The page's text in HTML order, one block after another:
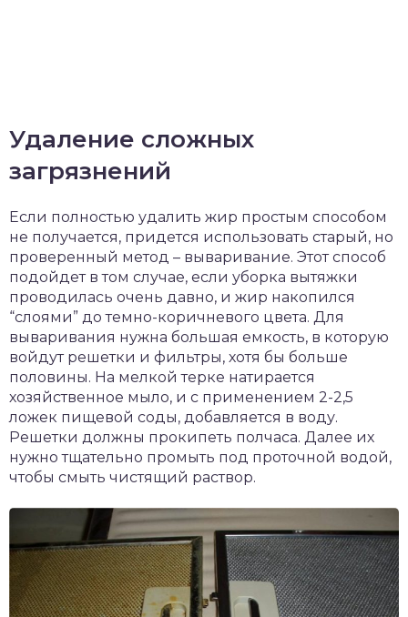
Удаление сложных
загрязнений
Если полностью удалить жир простым способом
не получается, придется использовать старый, но
проверенный метод – вываривание. Этот способ
подойдет в том случае, если уборка вытяжки
проводилась очень давно, и жир накопился
“слоями” до темно-коричневого цвета. Для
вываривания нужна большая емкость, в которую
войдут решетки и фильтры, хотя бы больше
половины. На мелкой терке натирается
хозяйственное мыло, и с применением 2-2,5
ложек пищевой соды, добавляется в воду.
Решетки должны прокипеть полчаса. Далее их
нужно тщательно промыть под проточной водой,
чтобы смыть чистящий раствор.